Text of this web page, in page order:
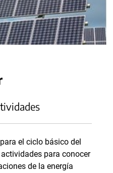
el ciclo básico del
para conocer
de la energía